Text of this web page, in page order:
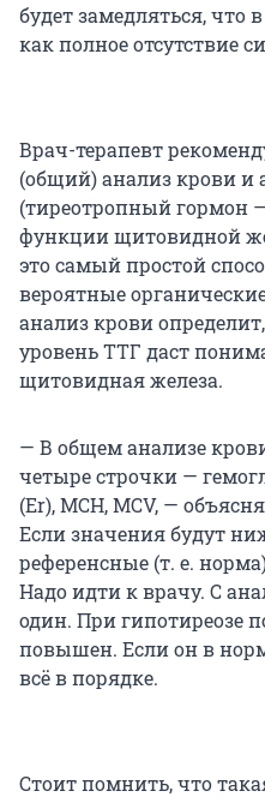
будет замедляться, что
как полное отсутствие
Врач-терапевт
(общий) анализ крови и
(тиреотропный гормон
функции щитовидной
это самый простой
вероятные
анализ крови
уровень ТТГ даст
щитовидная железа.
— В общем анализе
четыре строчки —
(Er), MCH, MCV, —
Если значения будут
референсные (т. е.
Надо идти к врачу. С
один. При гипотиреозе
повышен. Если он в
всё в порядке.
Стоит помнить, что